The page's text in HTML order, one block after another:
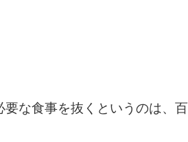
要な食事を抜くというのは、